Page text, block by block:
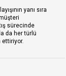
yanı sıra
sürecinde
da her türlü
ettiriyor.